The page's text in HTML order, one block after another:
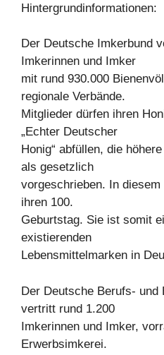
Hintergrundinformationen:
Der Deutsche Imkerbund
Imkerinnen und Imker
mit rund 930.000
regionale Verbände.
Mitglieder dürfen ihren
„Echter Deutscher
Honig“ abfüllen, die
als gesetzlich
vorgeschrieben. In
ihren 100.
Geburtstag. Sie ist somit
existierenden
Lebensmittelmarken in
Der Deutsche Berufs- und
vertritt rund 1.200
Imkerinnen und Imker,
Erwerbsimkerei.